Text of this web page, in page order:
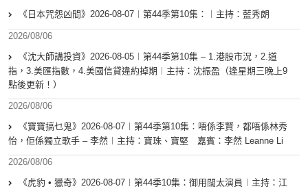
《日本咒怨凶間》2026-08-07︱第44季第10集：︱主持：藍秀朗
2026/08/06
《沈大師講投資》2026-08-05︱第44季第10集 – 1.港股市況，2.道
指，3.美匯指數，4.美國信貸違約掉期︱主持：沈振盈（逢星期三晚上9
點後更新！）
2026/08/06
《寶寶搞乜鬼》2026-08-07︱第44季第10集︰唔係李賢，都唔係林秀
怡，佢係獨立歌手 – 李然︱主持：寶珠、寶堅 嘉賓：李然 Leanne Li
2026/08/06
《虎豹 • 獵奇》2026-08-07︱第44季10集：御用闊太演員︱主持：江